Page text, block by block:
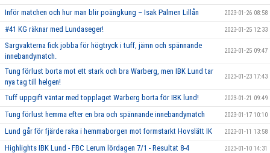
Inför matchen och hur man blir poängkung – Isak Palmen Lillån 2023-01-26 08:58
#41 KG räknar med Lundaseger! 2023-01-25 12:33
Sargvakterna fick jobba för högtryck i tuff, jämn och spännande
innebandymatch.
2023-01-25 09:47
Tung förlust borta mot ett stark och bra Warberg, men IBK Lund tar
nya tag till helgen!
2023-01-23 17:43
Tuff uppgift väntar med topplaget Warberg borta för IBK lund! 2023-01-21 09:49
Tung förlust hemma efter en bra och spännande innebandymatch 2023-01-17 10:10
Lund går för fjärde raka i hemmaborgen mot formstarkt Hovslätt IK 2023-01-11 13:58
Highlights IBK Lund - FBC Lerum lördagen 7/1 - Resultat 8-4 2023-01-10 14:31